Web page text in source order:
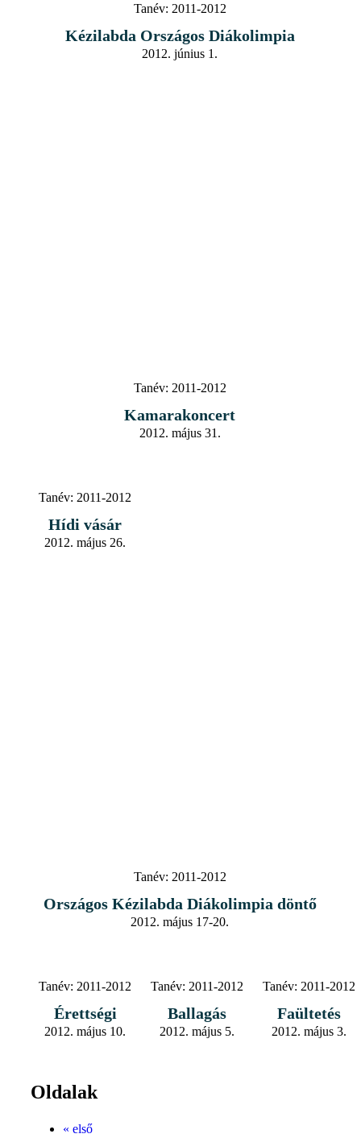
Tanév: 2011-2012
Kézilabda Országos Diákolimpia
2012. június 1.
Tanév: 2011-2012
Kamarakoncert
2012. május 31.
Tanév: 2011-2012
Hídi vásár
2012. május 26.
Tanév: 2011-2012
Országos Kézilabda Diákolimpia döntő
2012. május 17-20.
Tanév: 2011-2012
Érettségi
2012. május 10.
Tanév: 2011-2012
Ballagás
2012. május 5.
Tanév: 2011-2012
Faültetés
2012. május 3.
Oldalak
« első